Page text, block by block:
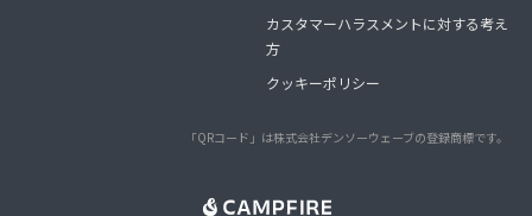
カスタマーハラスメントに対する考え
方
クッキーポリシー
「QRコード」は株式会社デンソーウェーブの登録商標です。